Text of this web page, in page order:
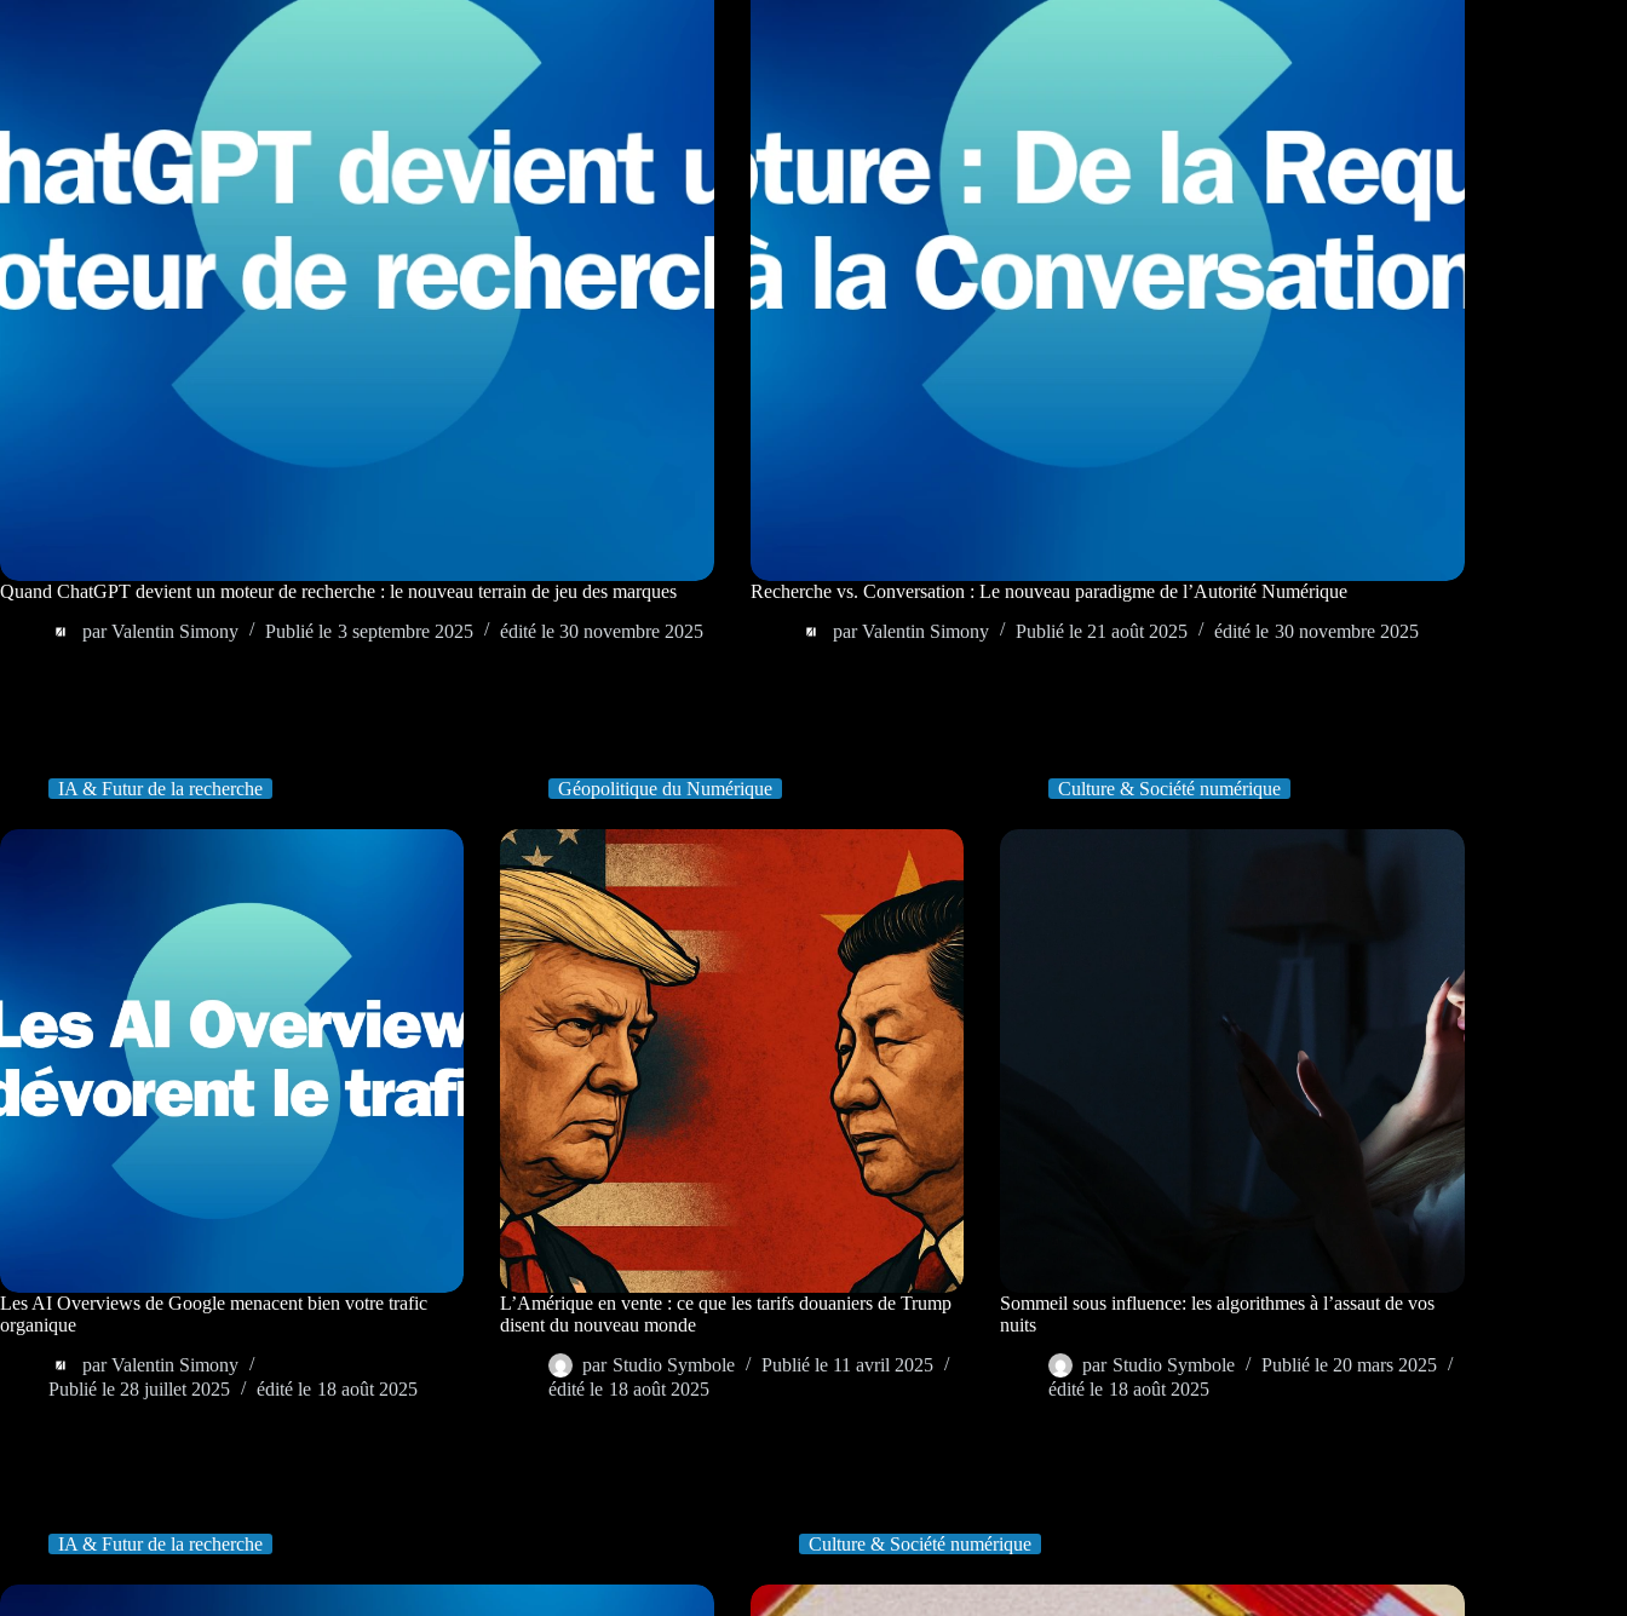
Quand ChatGPT devient un moteur de recherche : le nouveau terrain de jeu des marques
par Valentin Simony Publié le 3 septembre 2025 édité le 30 novembre 2025
Recherche vs. Conversation : Le nouveau paradigme de l’Autorité Numérique
par Valentin Simony Publié le 21 août 2025 édité le 30 novembre 2025
IA & Futur de la recherche
Les AI Overviews de Google menacent bien votre trafic
organique
par Valentin Simony
Publié le 28 juillet 2025 édité le 18 août 2025
Géopolitique du Numérique
L’Amérique en vente : ce que les tarifs douaniers de Trump
disent du nouveau monde
par Studio Symbole Publié le 11 avril 2025
édité le 18 août 2025
Culture & Société numérique
Sommeil sous influence: les algorithmes à l’assaut de vos
nuits
par Studio Symbole Publié le 20 mars 2025
édité le 18 août 2025
IA & Futur de la recherche Culture & Société numérique